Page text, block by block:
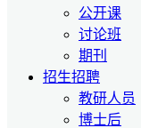
公开课
讨论班
期刊
招生招聘
教研人员
博士后